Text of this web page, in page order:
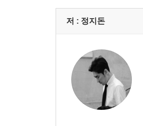
저 : 정지돈